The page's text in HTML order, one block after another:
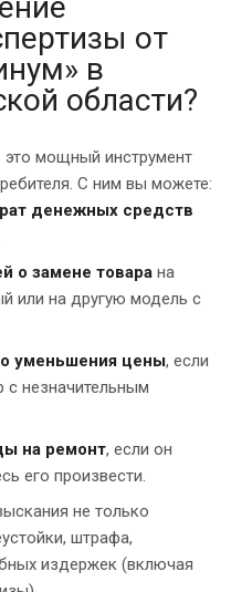
от
в
области?
мощный инструмент
С ним вы можете:
денежных средств
о замене товара на
или на другую модель с
уменьшения цены, если
с незначительным
на ремонт, если он
его произвести.
не только
штрафа,
издержек (включая